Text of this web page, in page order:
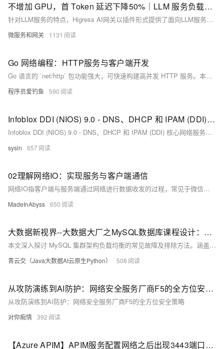
不增加 GPU，首 Token 延迟下降50%｜LLM 服务负载均衡的新实践
针对LLM服务的特点，Higress AI网关以插件形式提供了面向LLM服务的负载均衡算法，包括全局最小请求数负载均衡、前缀匹配负载均衡以及GPU感知负载均衡，能够在不增加硬件成本的前提下，提升系统的吞吐能力、降低响应延迟，并实现更公平、高效的任务调度。
微服务和网关 1131
Go 网络编程：HTTP服务与客户端开发
Go 语言的 `net/http` 包功能强大，可快速构建高并发 HTTP 服务。本文从创建简单 HTTP 服务入手，逐步讲解请求与响应对象、URL 参数处理、自定义路由、JSON 接口、静态文件服务、中间件编写及 HTTPS 配置等内容。通过示例代码展示如何使用 `http.HandleFunc`、`http.ServeMux`、`http.Client` 等工具实现常见功能，帮助开发者掌握构建高效 Web 应用的核心技能。
程序员爱钓鱼 590
Infoblox DDI (NIOS) 9.0 - DNS、DHCP 和 IPAM (DDI) 核心网络服务管理
Infoblox DDI (NIOS) 9.0 - DNS、DHCP 和 IPAM (DDI) 核心网络服务管理
sysin 657
02理解网络IO：实现服务与客户端通信
网络IO指客户端与服务端通过网络进行数据收发的过程，常见于微信、QQ等应用。本文详解如何用C语言实现一个支持多客户端连接的TCP服务端，涉及socket编程、线程处理及通信流程，并分析“一消息一线程”模式的优缺点。
MadeInAbyss 650
大数据新视界--大数据大厂之MySQL数据库课程设计：MySQL集群架构负载均衡故障排除与解决方案
本文深入探讨 MySQL 集群架构负载均衡的常见故障及排除方法。涵盖请求分配不均、节点无法响应、负载均衡器故障等现象，介绍多种负载均衡算法及故障排除步骤，包括检查负载均衡器状态、调整算法、诊断修复节点故障等。还阐述了预防措施与确保系统稳定性的方法，如定期监控维护、备份恢复策略、团队协作与知识管理等。为确保 MySQL 数据库系统高可用性提供全面指导。
青云交（Java大数据AI云原生Python） 508
从攻防演练到AI防护：网络安全服务厂商F5的全方位安全策略
从攻防演练到AI防护：网络安全服务厂商F5的全方位安全策略
对你痴情 392
【Azure APIM】APIM服务配置网络之后出现3443端口不通，Management Endpoint不健康状态